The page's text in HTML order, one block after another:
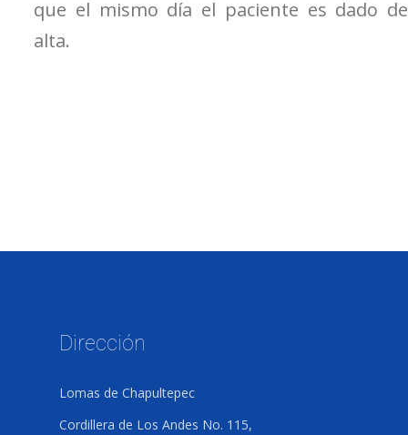
que el mismo día el paciente es dado de
alta.
Dirección
Lomas de Chapultepec
Cordillera de Los Andes No. 115,